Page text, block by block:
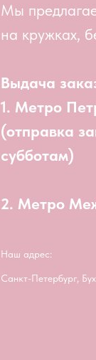
Мы
на кружках,
Выдача
1. Метро
(отправка
субботам)
2. Метро
Наш адрес:
Санкт-Петербург,